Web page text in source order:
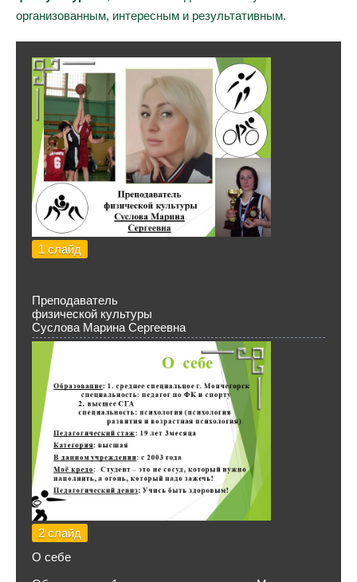
организованным, интересным и результативным.
1 слайд
Преподаватель
физической культуры
Суслова Марина Сергеевна
2 слайд
О себе